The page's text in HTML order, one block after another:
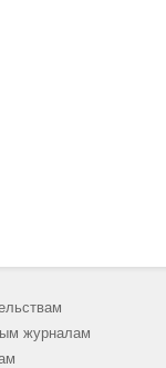
журналам